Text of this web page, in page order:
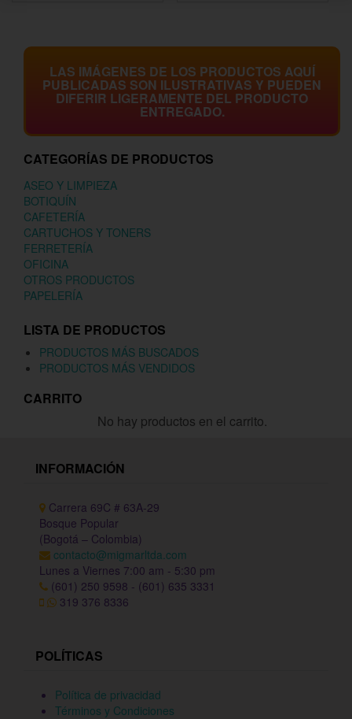
LAS IMÁGENES DE LOS PRODUCTOS AQUÍ
PUBLICADAS SON ILUSTRATIVAS Y PUEDEN
DIFERIR LIGERAMENTE DEL PRODUCTO
ENTREGADO.
CATEGORÍAS DE PRODUCTOS
ASEO Y LIMPIEZA
BOTIQUÍN
CAFETERÍA
CARTUCHOS Y TONERS
FERRETERÍA
OFICINA
OTROS PRODUCTOS
PAPELERÍA
LISTA DE PRODUCTOS
PRODUCTOS MÁS BUSCADOS
PRODUCTOS MÁS VENDIDOS
CARRITO
No hay productos en el carrito.
INFORMACIÓN
Carrera 69C # 63A-29
Bosque Popular
(Bogotá – Colombia)
contacto@migmarltda.com
Lunes a Viernes 7:00 am - 5:30 pm
(601) 250 9598 - (601) 635 3331
319 376 8336
POLÍTICAS
Política de privacidad
Términos y Condiciones